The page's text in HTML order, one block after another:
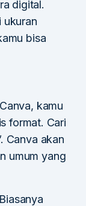
digital.
ukuran
bisa
kamu
format. Cari
Canva akan
umum yang
Biasanya